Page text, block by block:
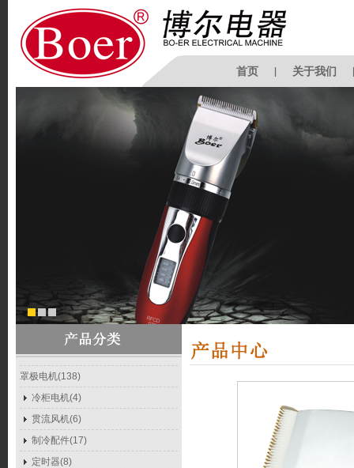
首页 | 关于我们 |
罩极电机(138)
冷柜电机(4)
贯流风机(6)
制冷配件(17)
定时器(8)